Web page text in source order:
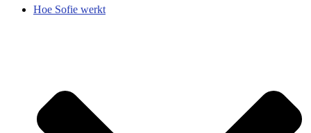
Hoe Sofie werkt